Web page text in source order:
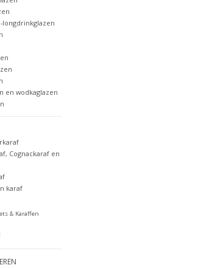
longdrinkglazen
en wodkaglazen
Cognackaraf en
karaf
& Karaffen